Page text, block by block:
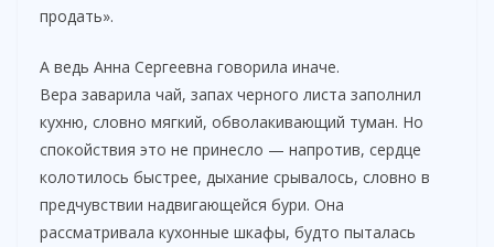
продать».
А ведь Анна Сергеевна говорила иначе.
Вера заварила чай, запах черного листа заполнил
кухню, словно мягкий, обволакивающий туман. Но
спокойствия это не принесло — напротив, сердце
колотилось быстрее, дыхание срывалось, словно в
предчувствии надвигающейся бури. Она
рассматривала кухонные шкафы, будто пыталась